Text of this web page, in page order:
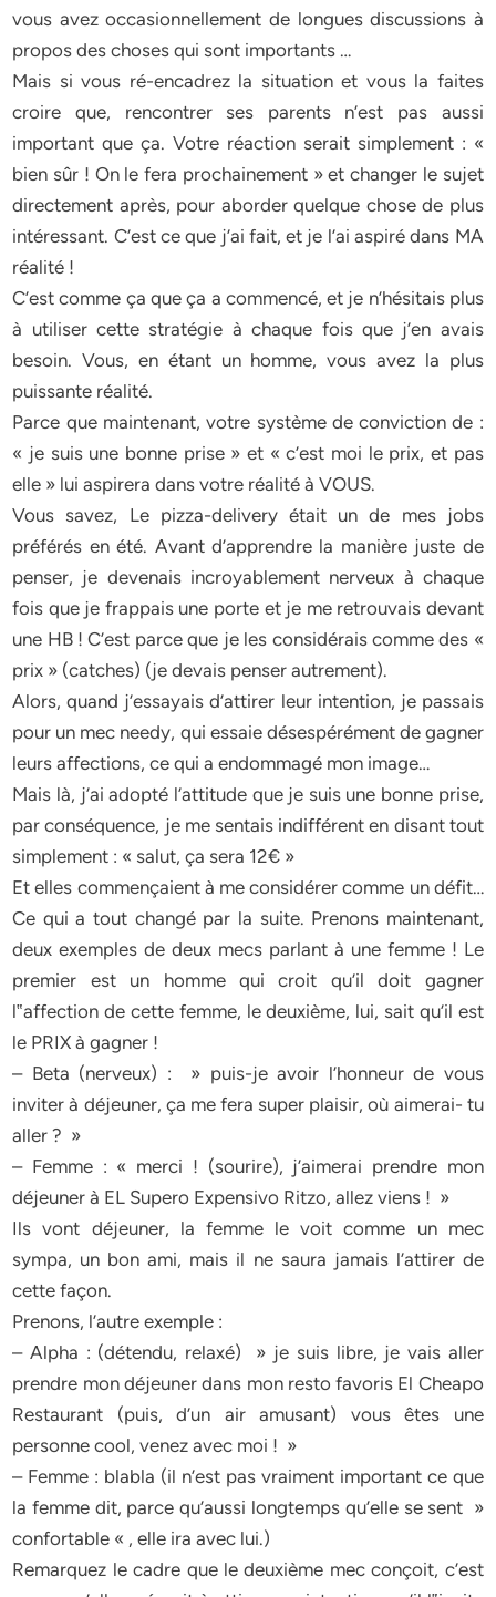
vous avez occasionnellement de longues discussions à
propos des choses qui sont importants …
Mais si vous ré-encadrez la situation et vous la faites
croire que, rencontrer ses parents n’est pas aussi
important que ça. Votre réaction serait simplement : «
bien sûr ! On le fera prochainement » et changer le sujet
directement après, pour aborder quelque chose de plus
intéressant. C’est ce que j’ai fait, et je l’ai aspiré dans MA
réalité !
C’est comme ça que ça a commencé, et je n’hésitais plus
à utiliser cette stratégie à chaque fois que j’en avais
besoin. Vous, en étant un homme, vous avez la plus
puissante réalité.
Parce que maintenant, votre système de conviction de :
« je suis une bonne prise » et « c’est moi le prix, et pas
elle » lui aspirera dans votre réalité à VOUS.
Vous savez, Le pizza-delivery était un de mes jobs
préférés en été. Avant d’apprendre la manière juste de
penser, je devenais incroyablement nerveux à chaque
fois que je frappais une porte et je me retrouvais devant
une HB ! C’est parce que je les considérais comme des «
prix » (catches) (je devais penser autrement).
Alors, quand j’essayais d’attirer leur intention, je passais
pour un mec needy, qui essaie désespérément de gagner
leurs affections, ce qui a endommagé mon image…
Mais là, j’ai adopté l’attitude que je suis une bonne prise,
par conséquence, je me sentais indifférent en disant tout
simplement : « salut, ça sera 12€ »
Et elles commençaient à me considérer comme un défit…
Ce qui a tout changé par la suite. Prenons maintenant,
deux exemples de deux mecs parlant à une femme ! Le
premier est un homme qui croit qu’il doit gagner
l‟affection de cette femme, le deuxième, lui, sait qu’il est
le PRIX à gagner !
– Beta (nerveux) : » puis-je avoir l’honneur de vous
inviter à déjeuner, ça me fera super plaisir, où aimerai- tu
aller ? »
– Femme : « merci ! (sourire), j’aimerai prendre mon
déjeuner à EL Supero Expensivo Ritzo, allez viens ! »
Ils vont déjeuner, la femme le voit comme un mec
sympa, un bon ami, mais il ne saura jamais l’attirer de
cette façon.
Prenons, l’autre exemple :
– Alpha : (détendu, relaxé) » je suis libre, je vais aller
prendre mon déjeuner dans mon resto favoris El Cheapo
Restaurant (puis, d’un air amusant) vous êtes une
personne cool, venez avec moi ! »
– Femme : blabla (il n’est pas vraiment important ce que
la femme dit, parce qu’aussi longtemps qu’elle se sent »
confortable « , elle ira avec lui.)
Remarquez le cadre que le deuxième mec conçoit, c’est